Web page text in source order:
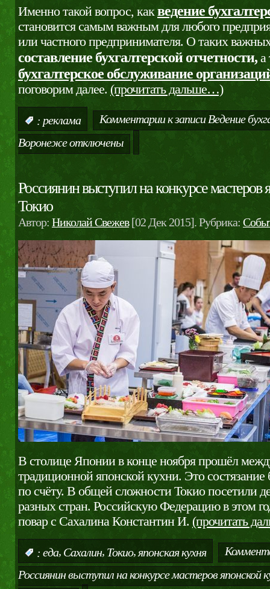
Именно такой вопрос, какведение
становится самым важным для любого
или частного предпринимателя. О таких
составление бухгалтерской отчетности, а
бухгалтерское обслуживание
поговорим далее. (прочитать дальше…)
: реклама Комментариик записи Ведение
Воронежеотключены
Россиянин выступил на конкурсе мастеров
Токио
Автор: Николай Свежев[02 Дек 2015]. Рубрика:
В столице Японии в конце ноября прошёл
традиционной японской кухни. Это
по счёту. В общей сложности Токио посетили
разных стран. Российскую Федерацию в этом
повар с Сахалина Константин И. (прочитать
: еда, Сахалин, Токио,японская кухня
Россиянин выступил на конкурсе мастеров японской